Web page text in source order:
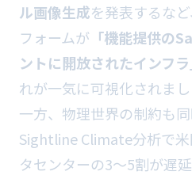
ル画像生成を発表するな
フォームが 「機能提供の
ントに開放されたインフ
れが一気に可視化されまし
一方、物理世界の制約も
Sightline Climate分析で
タセンターの3〜5割が遅